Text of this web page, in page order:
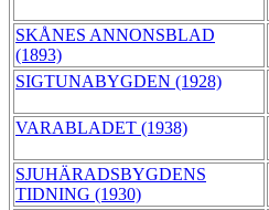
SKÅNES ANNONSBLAD
(1893)
SIGTUNABYGDEN (1928)
VARABLADET (1938)
SJUHÄRADSBYGDENS
TIDNING (1930)